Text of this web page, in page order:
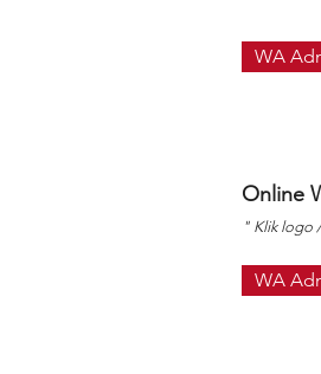
WA
Online
" Klik logo
WA